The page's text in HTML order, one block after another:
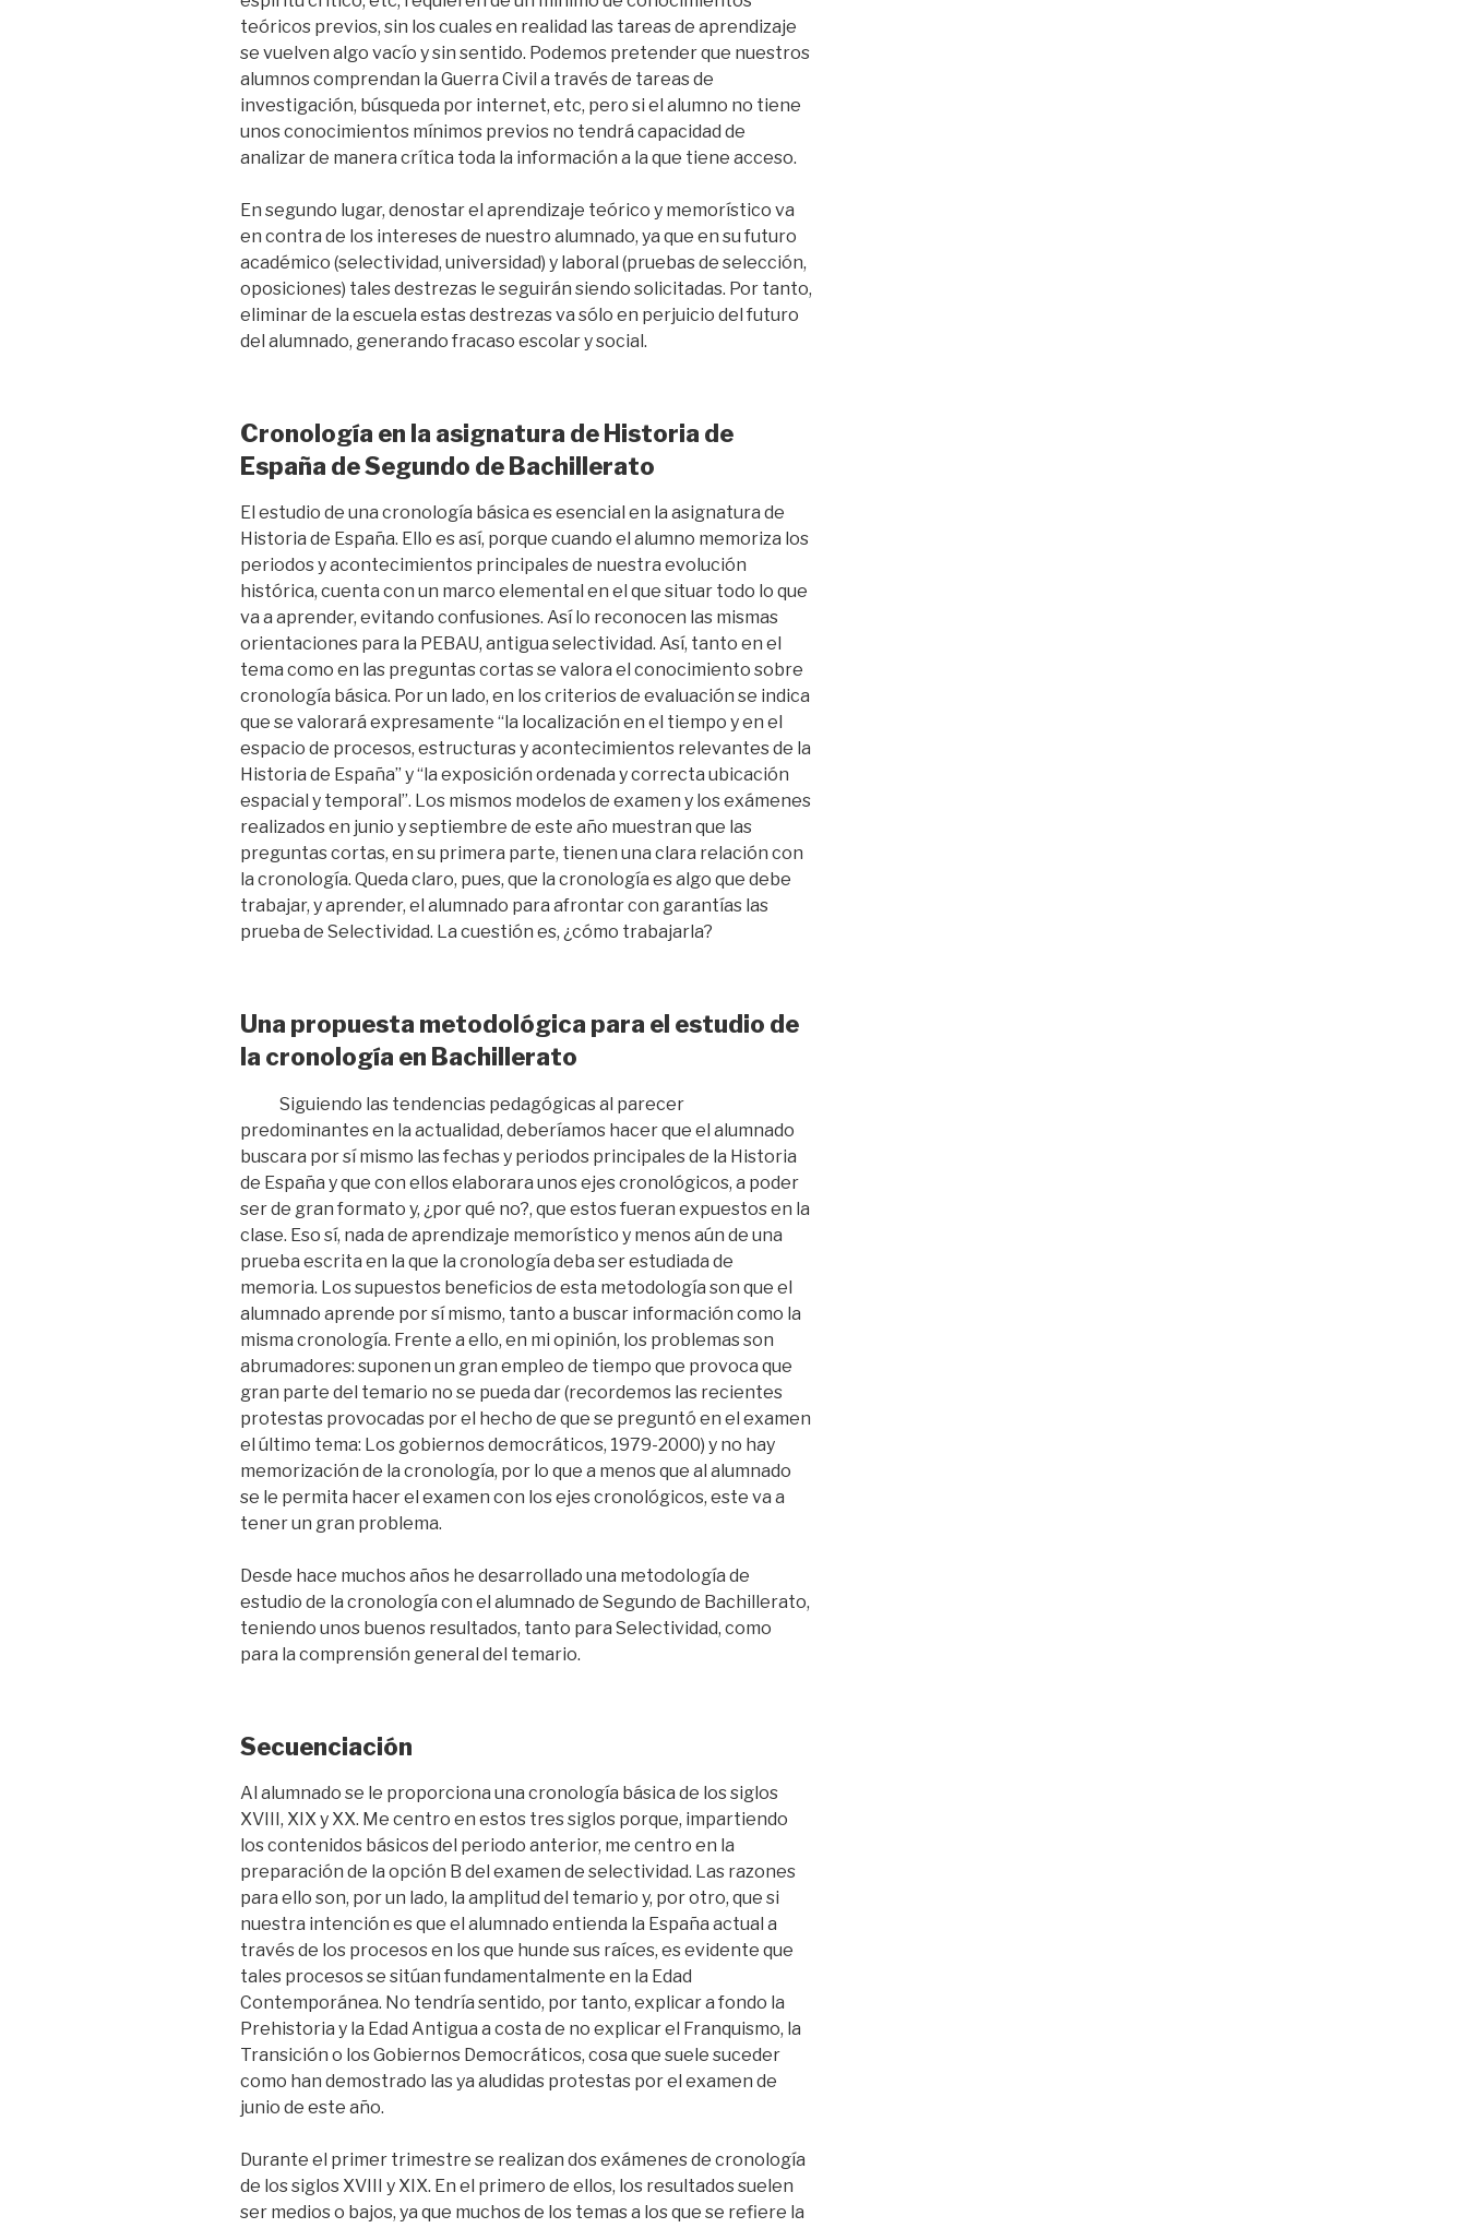
teóricos previos, sin los cuales en realidad las tareas de aprendizaje
se vuelven algo vacío y sin sentido. Podemos pretender que nuestros
alumnos comprendan la Guerra Civil a través de tareas de
investigación, búsqueda por internet, etc, pero si el alumno no tiene
unos conocimientos mínimos previos no tendrá capacidad de
analizar de manera crítica toda la información a la que tiene acceso.
En segundo lugar, denostar el aprendizaje teórico y memorístico va
en contra de los intereses de nuestro alumnado, ya que en su futuro
académico (selectividad, universidad) y laboral (pruebas de selección,
oposiciones) tales destrezas le seguirán siendo solicitadas. Por tanto,
eliminar de la escuela estas destrezas va sólo en perjuicio del futuro
del alumnado, generando fracaso escolar y social.
Cronología en la asignatura de Historia de
España de Segundo de Bachillerato
El estudio de una cronología básica es esencial en la asignatura de
Historia de España. Ello es así, porque cuando el alumno memoriza los
periodos y acontecimientos principales de nuestra evolución
histórica, cuenta con un marco elemental en el que situar todo lo que
va a aprender, evitando confusiones. Así lo reconocen las mismas
orientaciones para la PEBAU, antigua selectividad. Así, tanto en el
tema como en las preguntas cortas se valora el conocimiento sobre
cronología básica. Por un lado, en los criterios de evaluación se indica
que se valorará expresamente “la localización en el tiempo y en el
espacio de procesos, estructuras y acontecimientos relevantes de la
Historia de España” y “la exposición ordenada y correcta ubicación
espacial y temporal”. Los mismos modelos de examen y los exámenes
realizados en junio y septiembre de este año muestran que las
preguntas cortas, en su primera parte, tienen una clara relación con
la cronología. Queda claro, pues, que la cronología es algo que debe
trabajar, y aprender, el alumnado para afrontar con garantías las
prueba de Selectividad. La cuestión es, ¿cómo trabajarla?
Una propuesta metodológica para el estudio de
la cronología en Bachillerato
Siguiendo las tendencias pedagógicas al parecer
predominantes en la actualidad, deberíamos hacer que el alumnado
buscara por sí mismo las fechas y periodos principales de la Historia
de España y que con ellos elaborara unos ejes cronológicos, a poder
ser de gran formato y, ¿por qué no?, que estos fueran expuestos en la
clase. Eso sí, nada de aprendizaje memorístico y menos aún de una
prueba escrita en la que la cronología deba ser estudiada de
memoria. Los supuestos beneficios de esta metodología son que el
alumnado aprende por sí mismo, tanto a buscar información como la
misma cronología. Frente a ello, en mi opinión, los problemas son
abrumadores: suponen un gran empleo de tiempo que provoca que
gran parte del temario no se pueda dar (recordemos las recientes
protestas provocadas por el hecho de que se preguntó en el examen
el último tema: Los gobiernos democráticos, 1979-2000) y no hay
memorización de la cronología, por lo que a menos que al alumnado
se le permita hacer el examen con los ejes cronológicos, este va a
tener un gran problema.
Desde hace muchos años he desarrollado una metodología de
estudio de la cronología con el alumnado de Segundo de Bachillerato,
teniendo unos buenos resultados, tanto para Selectividad, como
para la comprensión general del temario.
Secuenciación
Al alumnado se le proporciona una cronología básica de los siglos
XVIII, XIX y XX. Me centro en estos tres siglos porque, impartiendo
los contenidos básicos del periodo anterior, me centro en la
preparación de la opción B del examen de selectividad. Las razones
para ello son, por un lado, la amplitud del temario y, por otro, que si
nuestra intención es que el alumnado entienda la España actual a
través de los procesos en los que hunde sus raíces, es evidente que
tales procesos se sitúan fundamentalmente en la Edad
Contemporánea. No tendría sentido, por tanto, explicar a fondo la
Prehistoria y la Edad Antigua a costa de no explicar el Franquismo, la
Transición o los Gobiernos Democráticos, cosa que suele suceder
como han demostrado las ya aludidas protestas por el examen de
junio de este año.
Durante el primer trimestre se realizan dos exámenes de cronología
de los siglos XVIII y XIX. En el primero de ellos, los resultados suelen
ser medios o bajos, ya que muchos de los temas a los que se refiere la